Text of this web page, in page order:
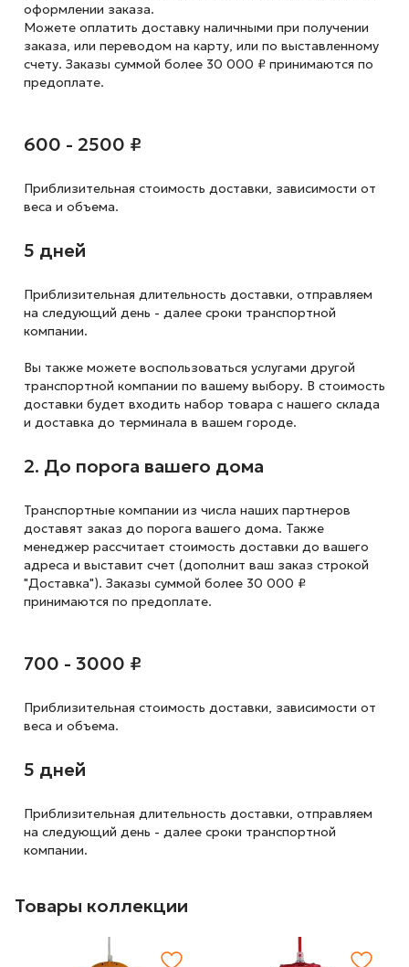
оформлении заказа.
Можете оплатить доставку наличными при получении
заказа, или переводом на карту, или по выставленному
счету. Заказы суммой более 30 000 ₽ принимаются по
предоплате.
600 - 2500 ₽
Приблизительная стоимость доставки, зависимости от
веса и объема.
5 дней
Приблизительная длительность доставки, отправляем
на следующий день - далее сроки транспортной
компании.
Вы также можете воспользоваться услугами другой
транспортной компании по вашему выбору. В стоимость
доставки будет входить набор товара с нашего склада
и доставка до терминала в вашем городе.
2. До порога вашего дома
Транспортные компании из числа наших партнеров
доставят заказ до порога вашего дома. Также
менеджер рассчитает стоимость доставки до вашего
адреса и выставит счет (дополнит ваш заказ строкой
"Доставка"). Заказы суммой более 30 000 ₽
принимаются по предоплате.
700 - 3000 ₽
Приблизительная стоимость доставки, зависимости от
веса и объема.
5 дней
Приблизительная длительность доставки, отправляем
на следующий день - далее сроки транспортной
компании.
Товары коллекции